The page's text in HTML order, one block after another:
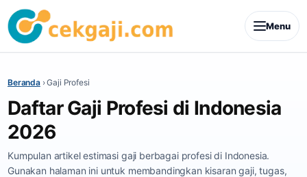
Menu
Beranda›Gaji Profesi
Daftar Gaji Profesi di Indonesia
2026
Kumpulan artikel estimasi gaji berbagai profesi di Indonesia.
Gunakan halaman ini untuk membandingkan kisaran gaji, tugas,